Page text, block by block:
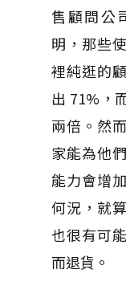
售顧問公
明，那些
裡純逛的
出 71%，
兩倍。然
家能為他
能力會增
何況，就
也很有可
而退貨。